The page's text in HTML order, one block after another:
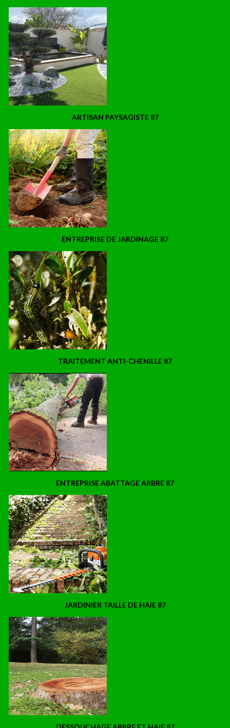
ARTISAN PAYSAGISTE 87
ENTREPRISE DE JARDINAGE 87
TRAITEMENT ANTI-CHENILLE 87
ENTREPRISE ABATTAGE ARBRE 87
JARDINIER TAILLE DE HAIE 87